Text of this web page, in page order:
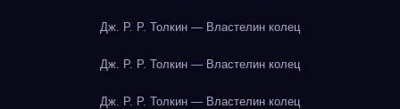
Дж. Р. Р. Толкин — Властелин колец
Дж. Р. Р. Толкин — Властелин колец
Дж. Р. Р. Толкин — Властелин колец